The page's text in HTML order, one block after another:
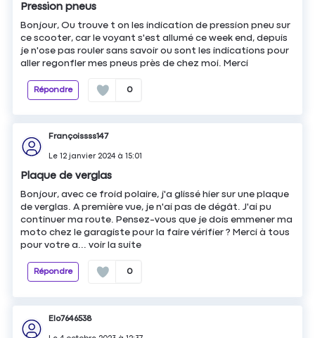
Pression pneus
Bonjour, Ou trouve t on les indication de pression pneu sur
ce scooter, car le voyant s'est allumé ce week end, depuis
je n'ose pas rouler sans savoir ou sont les indications pour
aller regonfler mes pneus près de chez moi. Merci
Répondre 0
Françoissss147
Le12 janvier 2024à15:01
Plaque de verglas
Bonjour, avec ce froid polaire, j'a glissé hier sur une plaque
de verglas. A première vue, je n'ai pas de dégât. J'ai pu
continuer ma route. Pensez-vous que je dois emmener ma
moto chez le garagiste pour la faire vérifier ? Merci à tous
pour votre a...voir la suite
Répondre 0
Elo7646538